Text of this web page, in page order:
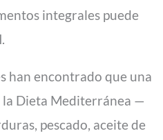
integrales puede
han encontrado que una
la Dieta Mediterránea —
pescado, aceite de